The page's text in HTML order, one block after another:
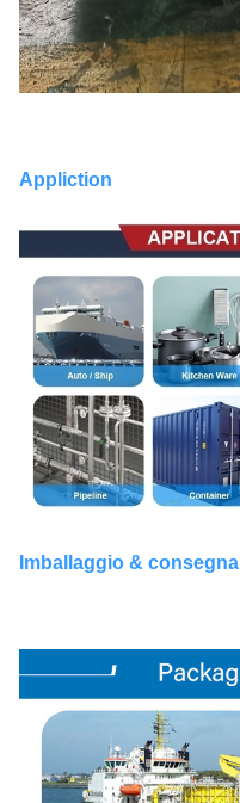
Appliction
Imballaggio & consegna